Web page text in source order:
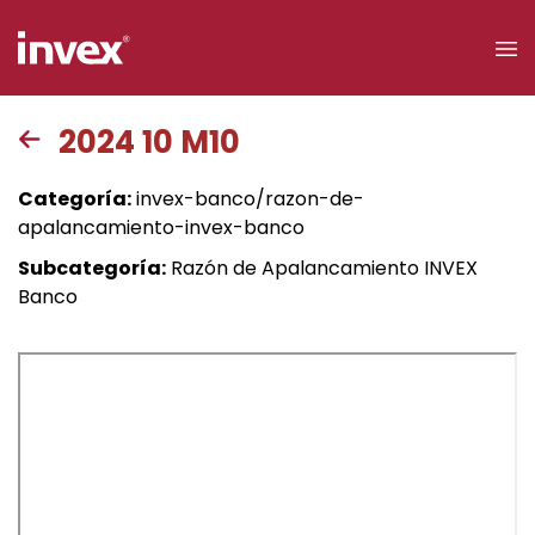
Acceso a
clientes
Buscar
2024 10 M10
Categoría:invex-banco/razon-de-
apalancamiento-invex-banco
Subcategoría: Razón de Apalancamiento INVEX
Banco